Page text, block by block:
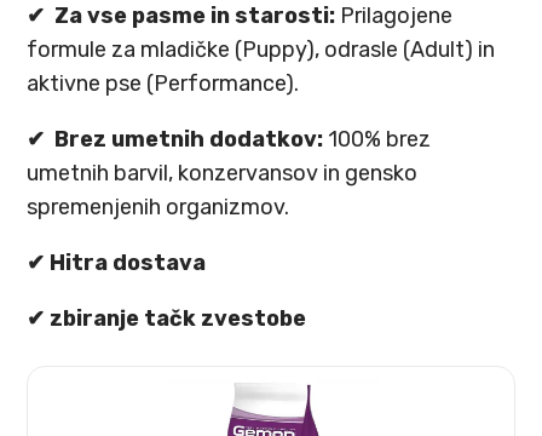
✔ Za vse pasme in starosti: Prilagojene
formule za mladičke (Puppy), odrasle (Adult) in
aktivne pse (Performance).
✔ Brez umetnih dodatkov: 100% brez
umetnih barvil, konzervansov in gensko
spremenjenih organizmov.
✔ Hitra dostava
✔ zbiranje tačk zvestobe